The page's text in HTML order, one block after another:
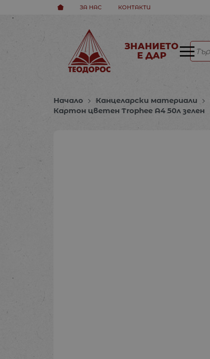
ЗА НАС КОНТАКТИ
ЗНАНИЕТО
Е ДАР
Начало Канцеларски материали
Картон цветен Trophee A4 50л зелен